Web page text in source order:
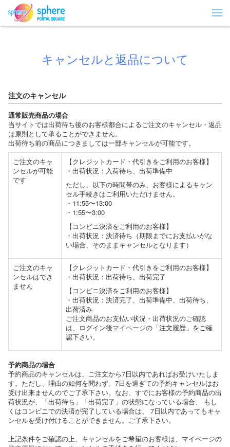
キャンセルと返品について
注文のキャンセル
通常販売商品の場合
当サイトでは出荷待ち後のお客様都合によるご注文のキャンセル・返品
は原則として承ることができません。
出荷待ち前の商品につきましては一部キャンセルが可能です。
ご注文のキャ
ンセルが可能
です
【クレジットカード・代引きをご利用のお客様】
・出荷状況：入荷待ち、出荷準備中
ただし、以下の時間帯のみ、お客様によるキャン
セル手続きはご利用いただけません。
・11:55〜13:00
・1:55〜3:00
【コンビニ決済をご利用のお客様】
・出荷状況：決済待ち（期限までにお支払いがな
い場合、そのままキャンセルとなります）
ご注文のキャ
ンセルはでき
ません
【クレジットカード・代引きをご利用のお客様】
・出荷状況：出荷待ち、出荷完了
【コンビニ決済をご利用のお客様】
・出荷状況：決済完了、出荷準備中、出荷待ち、
出荷済み
ご注文商品のお支払い状況・出荷状況のご確認
は、ログイン後マイページの「注文履歴」をご確
認下さい。
予約商品の場合
予約商品のキャンセルは、ご注文から7日以内であればお受けいたしま
す。ただし、理由の如何を問わず、7日を過ぎての予約キャンセルはお
受け出来ませんのでご了承下さい。なお、すでにお客様の予約商品の出
荷状況が、「出荷待ち」「出荷完了」の状態になっている場合、 もし
くはコンビニでの決済が完了している場合は、 7日以内であってもキャ
ンセルを受け付けることができません。ご了承下さい。
上記条件をご確認の上、キャンセルをご希望のお客様は、マイページの